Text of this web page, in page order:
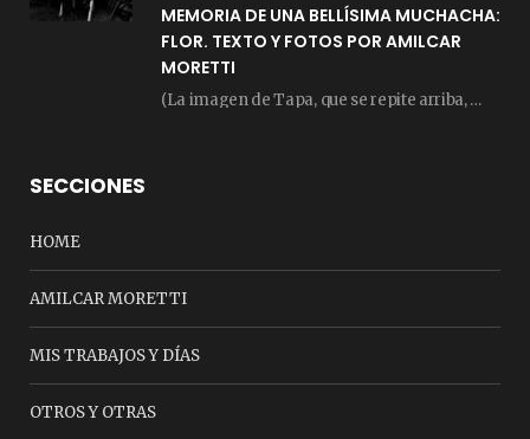
MEMORIA DE UNA BELLÍSIMA MUCHACHA:
FLOR. TEXTO Y FOTOS POR AMILCAR
MORETTI
(La imagen de Tapa, que se repite arriba, fue compuesta por Amilcar Moretti el viernes…
SECCIONES
HOME
AMILCAR MORETTI
MIS TRABAJOS Y DÍAS
OTROS Y OTRAS